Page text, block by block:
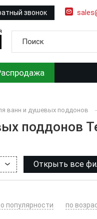
звонок
ванн и душевых поддонов
поддонов
Открыть все
популярности по